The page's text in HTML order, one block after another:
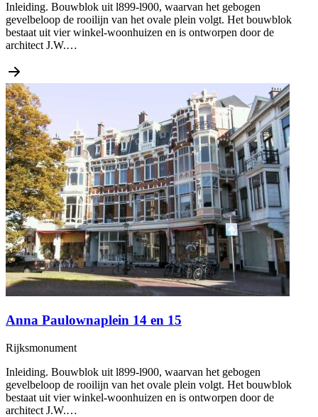
Inleiding. Bouwblok uit l899-l900, waarvan het gebogen
gevelbeloop de rooilijn van het ovale plein volgt. Het bouwblok
bestaat uit vier winkel-woonhuizen en is ontworpen door de
architect J.W.…
Anna Paulownaplein 14 en 15
Rijksmonument
Inleiding. Bouwblok uit l899-l900, waarvan het gebogen
gevelbeloop de rooilijn van het ovale plein volgt. Het bouwblok
bestaat uit vier winkel-woonhuizen en is ontworpen door de
architect J.W.…